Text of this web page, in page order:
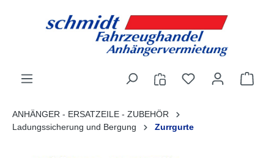
ANHÄNGER - ERSATZEILE - ZUBEHÖR
Ladungssicherung und Bergung
Zurrgurte